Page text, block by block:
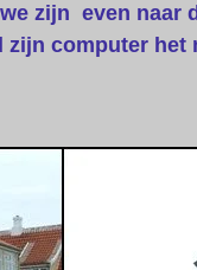
zijn even naar
zijn computer